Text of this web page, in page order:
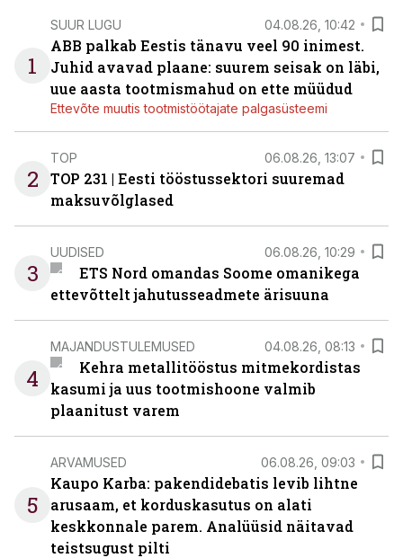
1
SUUR LUGU 04.08.26, 10:42
ABB palkab Eestis tänavu veel 90 inimest.
Juhid avavad plaane: suurem seisak on läbi,
uue aasta tootmismahud on ette müüdud
Ettevõte muutis tootmistöötajate palgasüsteemi
2
TOP 06.08.26, 13:07
TOP 231 | Eesti tööstussektori suuremad
maksuvõlglased
3
UUDISED 06.08.26, 10:29
ETS Nord omandas Soome omanikega
ettevõttelt jahutusseadmete ärisuuna
4
MAJANDUSTULEMUSED 04.08.26, 08:13
Kehra metallitööstus mitmekordistas
kasumi ja uus tootmishoone valmib
plaanitust varem
5
ARVAMUSED 06.08.26, 09:03
Kaupo Karba: pakendidebatis levib lihtne
arusaam, et korduskasutus on alati
keskkonnale parem. Analüüsid näitavad
teistsugust pilti